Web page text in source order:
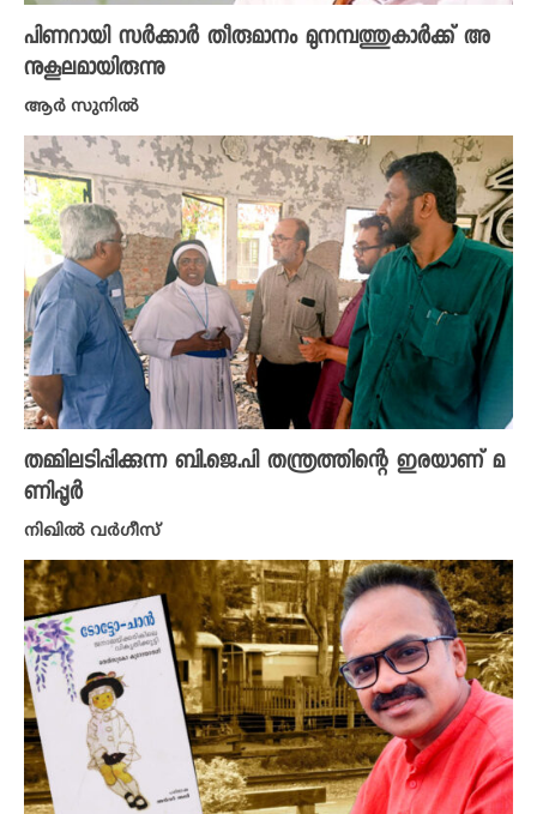
പിണറായി സർക്കാർ തീരുമാനം മുനമ്പത്തുകാ‍ർക്ക് അ
നുകൂലമായിരുന്നു
ആർ സുനിൽ
തമ്മിലടിപ്പിക്കുന്ന ബി.ജെ.പി തന്ത്രത്തിന്റെ ഇരയാണ് മ
ണിപ്പൂർ
നിഖില്‍ വര്‍ഗീസ്‌